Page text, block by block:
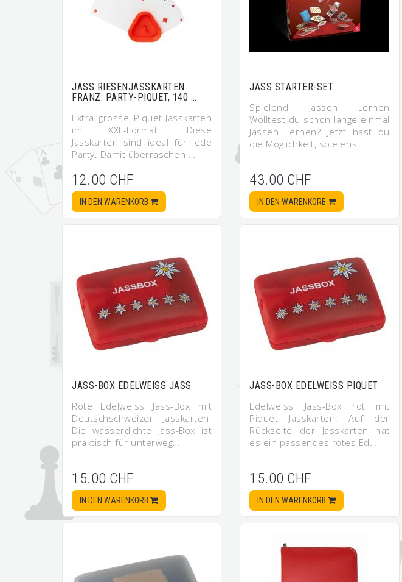
JASS RIESENJASSKARTEN
FRANZ: PARTY-PIQUET, 140 …
Extra grosse Piquet-Jasskarten
im XXL-Format. Diese
Jasskarten sind ideal für jede
Party. Damit überraschen …
12.00 CHF
IN DEN WARENKORB
JASS STARTER-SET
Spielend Jassen Lernen
Wolltest du schon lange einmal
Jassen Lernen? Jetzt hast du
die Möglichkeit, spieleris…
43.00 CHF
IN DEN WARENKORB
JASS-BOX EDELWEISS JASS
Rote Edelweiss Jass-Box mit
Deutschschweizer Jasskarten.
Die wasserdichte Jass-Box ist
praktisch für unterweg…
15.00 CHF
IN DEN WARENKORB
JASS-BOX EDELWEISS PIQUET
Edelweiss Jass-Box rot mit
Piquet Jasskarten. Auf der
Rückseite der Jasskarten hat
es ein passendes rotes Ed…
15.00 CHF
IN DEN WARENKORB